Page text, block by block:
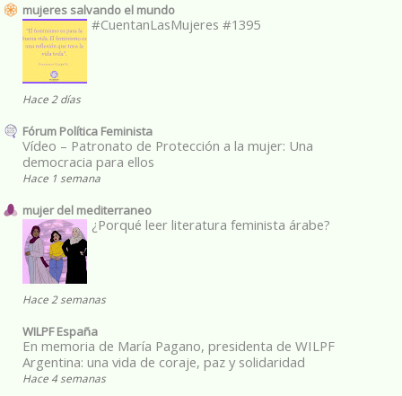
mujeres salvando el mundo
#CuentanLasMujeres #1395
Hace 2 días
Fórum Política Feminista
Vídeo – Patronato de Protección a la mujer: Una
democracia para ellos
Hace 1 semana
mujer del mediterraneo
¿Porqué leer literatura feminista árabe?
Hace 2 semanas
WILPF España
En memoria de María Pagano, presidenta de WILPF
Argentina: una vida de coraje, paz y solidaridad
Hace 4 semanas